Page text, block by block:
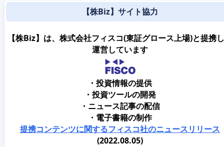
【株Biz】サイト協力
【株Biz】は、株式会社フィスコ(東証グロース上場)と提携
運営しています
・投資情報の提供
・投資ツールの開発
・ニュース記事の配信
・電子書籍の制作
提携コンテンツに関するフィスコ社のニュースリリース
(2022.08.05)